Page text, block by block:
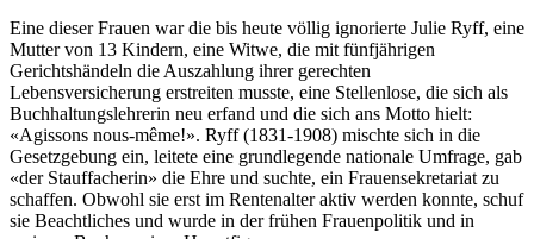
Eine dieser Frauen war die bis heute völlig ignorierte Julie Ryff, eine
Mutter von 13 Kindern, eine Witwe, die mit fünfjährigen
Gerichtshändeln die Auszahlung ihrer gerechten
Lebensversicherung erstreiten musste, eine Stellenlose, die sich als
Buchhaltungslehrerin neu erfand und die sich ans Motto hielt:
«Agissons nous-même!». Ryff (1831-1908) mischte sich in die
Gesetzgebung ein, leitete eine grundlegende nationale Umfrage, gab
«der Stauffacherin» die Ehre und suchte, ein Frauensekretariat zu
schaffen. Obwohl sie erst im Rentenalter aktiv werden konnte, schuf
sie Beachtliches und wurde in der frühen Frauenpolitik und in